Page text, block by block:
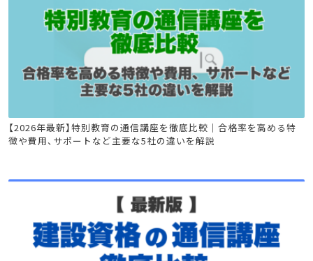
特別教育
【2026年最新】特別教育の通信講座を徹底比較｜合格率を高める特
徴や費用、サポートなど主要な5社の違いを解説